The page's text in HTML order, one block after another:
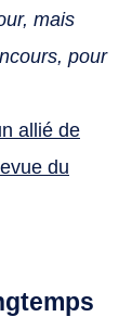
mais
pour
allié de
du